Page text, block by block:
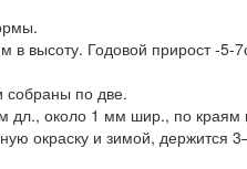
в высоту. Годовой прирост -5-
собраны по две.
около 1 мм шир., по краям
окраску и зимой, держится